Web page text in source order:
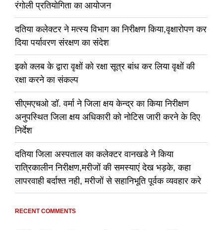
रंगोली प्रतियोगिता का आयोजन
दतिया कलेक्टर ने मत्स्य विभाग का निरीक्षण किया,वृक्षारोपण कर
दिया पर्यावरण संरक्षण का संदेश
इको क्लब के द्वारा वृक्षों को रक्षा सूत्र बांध कर लिया वृक्षों की
रक्षा करने का संकल्प
सीएमएचओ डॉ. वर्मा ने जिला क्षय केन्द्र का किया निरीक्षण
अनुपस्थित जिला क्षय अधिकारी को नोटिस जारी करने के दिए
निर्देश
दतिया जिला अस्पताल का कलेक्टर वानखडे ने किया
रात्रिकालीन निरीक्षण,मरीजों की समस्याएं देख भड़के, कहा
लापरवाही बर्दाश्त नही, मरीजों से सहानिभूति पूर्वक व्यवहार करे
RECENT COMMENTS